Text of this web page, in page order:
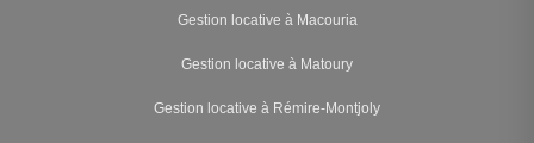
Gestion locative à Macouria
Gestion locative à Matoury
Gestion locative à Rémire-Montjoly